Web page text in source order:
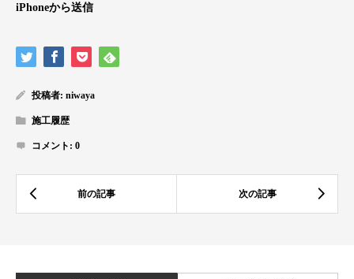
iPhoneから送信
投稿者: niwaya
施工履歴
コメント: 0